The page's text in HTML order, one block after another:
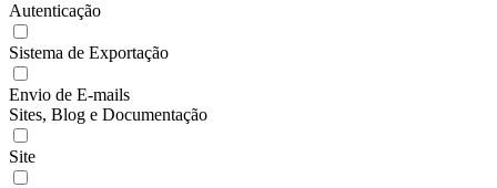
Autenticação
Sistema de Exportação
Envio de E-mails
Sites, Blog e Documentação
Site